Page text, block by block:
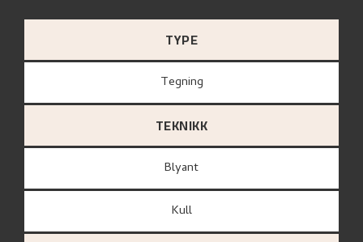
TYPE
Tegning
TEKNIKK
Blyant
Kull